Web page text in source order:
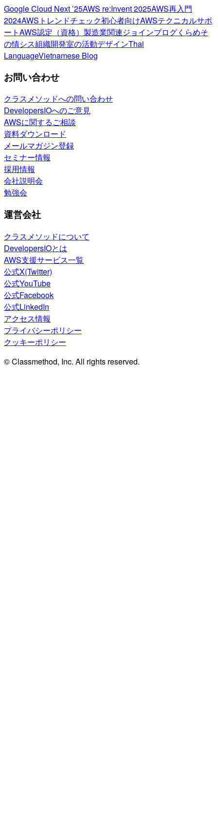
Google Cloud Next ’25AWS re:Invent 2025AWS再入門
2024AWSトレンドチェック初心者向けAWSテクニカルサポ
ートAWS認定（資格） 製造業関連ジョインブログくらめそ
の情シス組織開発室の活動デザインThai
LanguageVietnamese Blog
お問い合わせ
クラスメソッドへの問い合わせ
DevelopersIOへのご意見
AWSに関するご相談
資料ダウンロード
メールマガジン登録
セミナー情報
採用情報
会社説明会
勉強会
運営会社
クラスメソッドについて
DevelopersIOとは
AWS支援サービス一覧
公式X(Twitter)
公式YouTube
公式Facebook
公式LinkedIn
アクセス情報
プライバシーポリシー
クッキーポリシー
© Classmethod, Inc. All rights reserved.